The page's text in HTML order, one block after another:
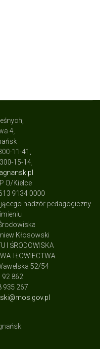
4,
11-41,
15-14,
O/Kielce
9134 0000
nadzór pedagogiczny
Kłosowski
I ŚRODOWISKA
I ŁOWIECTWA
52/54
92 862
935 267